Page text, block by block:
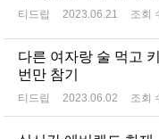
티드립 2023.06.21 조회
다른 여자랑 술 먹고
번만 참기
티드립 2023.06.02 조회